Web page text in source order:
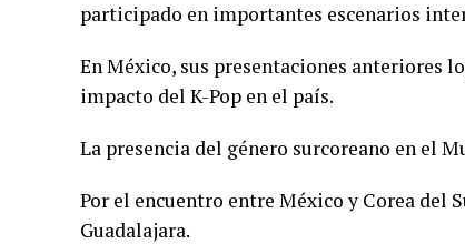
participado en importantes escenarios
En México, sus presentaciones anteriores
impacto del K-Pop en el país.
La presencia del género surcoreano en el
Por el encuentro entre México y Corea del
Guadalajara.